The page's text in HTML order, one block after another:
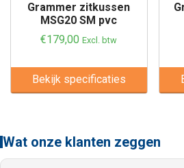
Grammer zitkussen
MSG20 SM pvc
€179,00 Excl. btw
Bekijk specificaties
Wat onze klanten zeggen